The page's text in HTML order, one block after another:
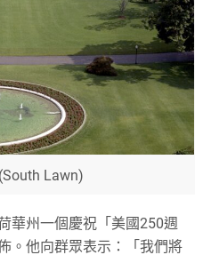
Lawn)
華州一個慶祝「美國250週
。他向群眾表示：「我們將